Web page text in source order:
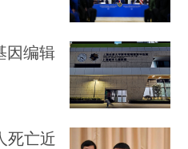
因编辑
死亡近